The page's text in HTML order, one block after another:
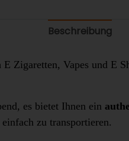
Beschreibung
Zigaretten, Vapes und E
es bietet Ihnen ein
einfach zu transportieren.